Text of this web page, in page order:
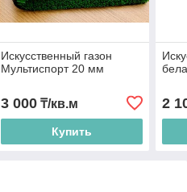
Искусственный газон
Мультиспорт 20 мм
3 000₸/кв.м
Купить
2